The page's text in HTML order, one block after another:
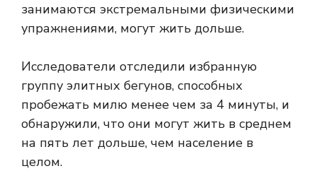
занимаются экстремальными физическими
упражнениями, могут жить дольше.
Исследователи отследили избранную
группу элитных бегунов, способных
пробежать милю менее чем за 4 минуты, и
обнаружили, что они могут жить в среднем
на пять лет дольше, чем население в
целом.